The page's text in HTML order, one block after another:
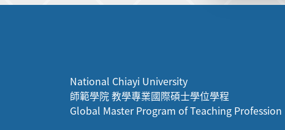
National Chiayi University
師範學院 教學專業國際碩士學位學程
Global Master Program of Teaching Profession